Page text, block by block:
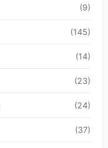
(9)
(145)
(14)
(23)
(24)
(37)